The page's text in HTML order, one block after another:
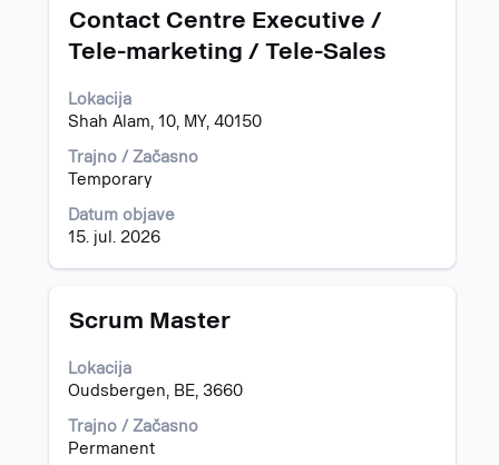
Naziv
Contact Centre Executive /
Tele-marketing / Tele-Sales
Lokacija
Shah Alam, 10, MY, 40150
Trajno / Začasno
Temporary
Datum objave
15. jul. 2026
Izberite
preslednico,
vidite
celotno
vsebino
podatkov
delovnem
mestu.
Naziv
Scrum Master
Lokacija
Oudsbergen, BE, 3660
Trajno / Začasno
Permanent
Izberite
preslednico,
da
celotno
vsebino